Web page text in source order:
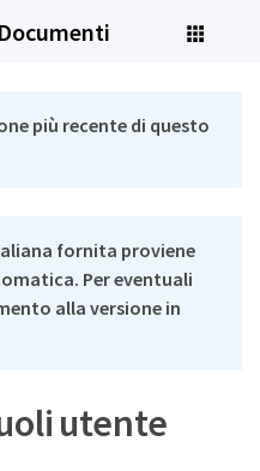
Documenti
più recente di questo
fornita proviene
Per eventuali
alla versione in
utente